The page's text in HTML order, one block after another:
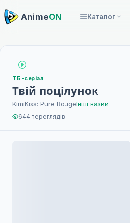
AnimeON Каталог
ТБ-серіал
Твій поцілунок
KimiKiss: Pure RougeІнші назви
644 переглядів